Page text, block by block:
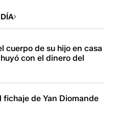
cuerpo de su hijo en casa
con el dinero del
fichaje de Yan Diomande